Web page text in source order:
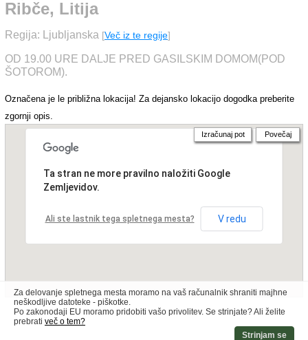
Ribče, Litija
Regija: Ljubljanska [Več iz te regije]
OD 19.00 URE DALJE PRED GASILSKIM DOMOM(POD
ŠOTOROM).
Označena je le približna lokacija! Za dejansko lokacijo dogodka preberite
zgornji opis.
Ta stran ne more pravilno naložiti Google
Zemljevidov.
Ali ste lastnik tega spletnega mesta? V redu
Izračunaj pot Povečaj
Za delovanje spletnega mesta moramo na vaš računalnik shraniti majhne
neškodljive datoteke - piškotke.
Po zakonodaji EU moramo pridobiti vašo privolitev. Se strinjate? Ali želite
prebrati več o tem?
Strinjam se